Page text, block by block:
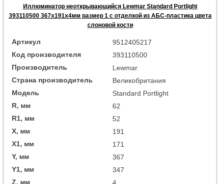
Иллюминатор неоткрывающийся Lewmar Standard Portlight
393110500 367x191x4мм размер 1 с отделкой из АБС-пластика цвета
слоновой кости
Артикул
9512405217
Код производителя
393110500
Производитель
Lewmar
Страна производитель
Великобритания
Модель
Standard Portlight
R, мм
62
R1, мм
52
X, мм
191
X1, мм
171
Y, мм
367
Y1, мм
347
Z, мм
4